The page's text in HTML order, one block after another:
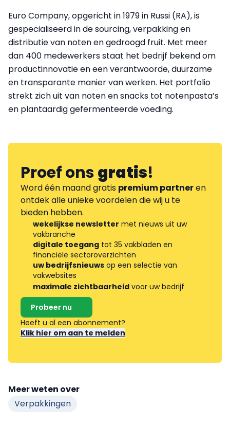
Euro Company, opgericht in 1979 in Russi (RA), is
gespecialiseerd in de sourcing, verpakking en
distributie van noten en gedroogd fruit. Met meer
dan 400 medewerkers staat het bedrijf bekend om
productinnovatie en een verantwoorde, duurzame
en transparante manier van werken. Het portfolio
strekt zich uit van noten en snacks tot notenpasta’s
en plantaardig gefermenteerde voeding.
Proef onsgratis!
Word één maand gratis premium partneren
ontdek alle unieke voordelen die wij u te
bieden hebben.
wekelijkse newsletter met nieuws uit uw
vakbranche
digitale toegang tot 35 vakbladen en
financiële sectoroverzichten
uw bedrijfsnieuws op een selectie van
vakwebsites
maximale zichtbaarheid voor uw bedrijf
Probeer nu
Heeft u al een abonnement?
Klik hier om aan te melden
Meer weten over
Verpakkingen